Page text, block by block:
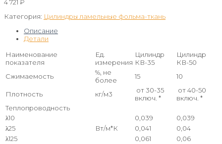
4 721 ₽
Категория: Цилиндры ламельные фольма-ткань
Описание
Детали
Наименование
показателя
Ед.
измерения
Цилиндр
КВ-35
Цилиндр
КВ-50
Сжимаемость
%, не
более
15 10
Плотность кг/м3
от 30-35
включ. *
от 40-50
включ. *
Теплопроводность
λ10
Вт/м*К
0,039
0,039
λ25
0,041
0,04
λ125
0,061
0,06